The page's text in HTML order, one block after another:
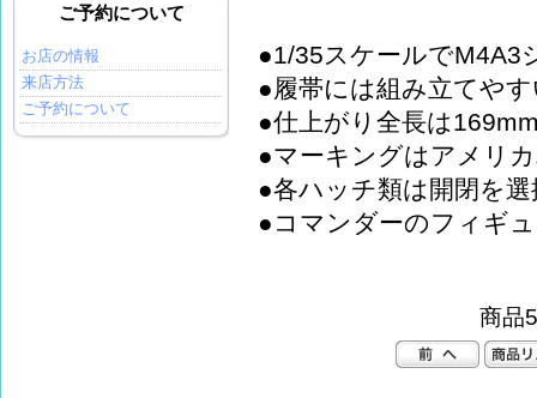
ご予約について
お店の情報
来店方法
ご予約について
●1/35スケールでM4A3
●履帯には組み立てや
●仕上がり全長は
●マーキングはアメリ
●各ハッチ類は開閉を
●コマンダーのフィギ
商品